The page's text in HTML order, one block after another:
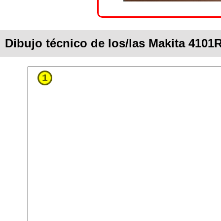
Dibujo técnico de los/las Makita
1